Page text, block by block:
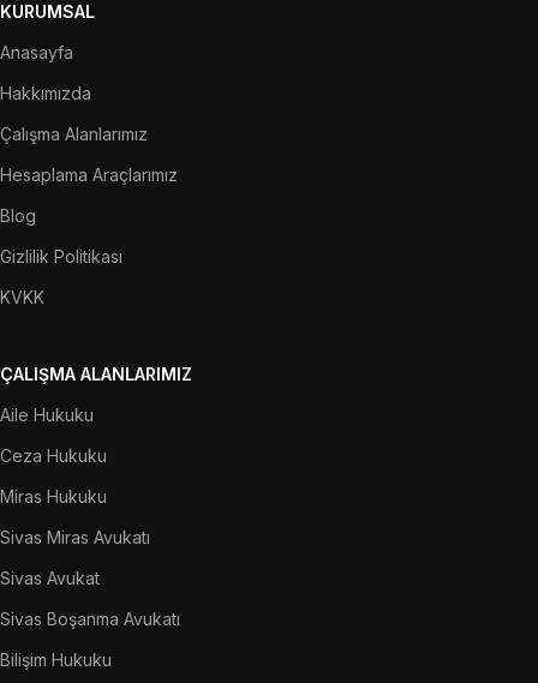
KURUMSAL
Anasayfa
Hakkımızda
Çalışma Alanlarımız
Hesaplama Araçlarımız
Blog
Gizlilik Politikası
KVKK
ÇALIŞMA ALANLARIMIZ
Aile Hukuku
Ceza Hukuku
Miras Hukuku
Sivas Miras Avukatı
Sivas Avukat
Sivas Boşanma Avukatı
Bilişim Hukuku